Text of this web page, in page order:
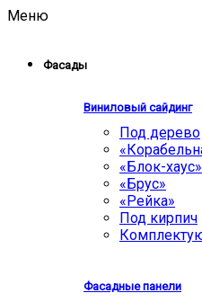
Меню
Фасады
Виниловый сайдинг
Под дерево
«Блок-хаус»
«Брус»
«Рейка»
Под кирпич
Фасадные панели